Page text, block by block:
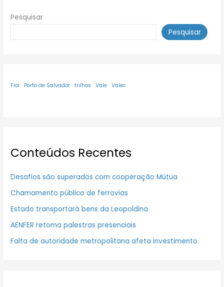
Pesquisar
Pesquisar
Fiol Porto de Salvador trilhos Vale Valec
Conteúdos Recentes
Desafios são superados com cooperação Mútua
Chamamento público de ferrovias
Estado transportará bens da Leopoldina
AENFER retoma palestras presenciais
Falta de autoridade metropolitana afeta investimento